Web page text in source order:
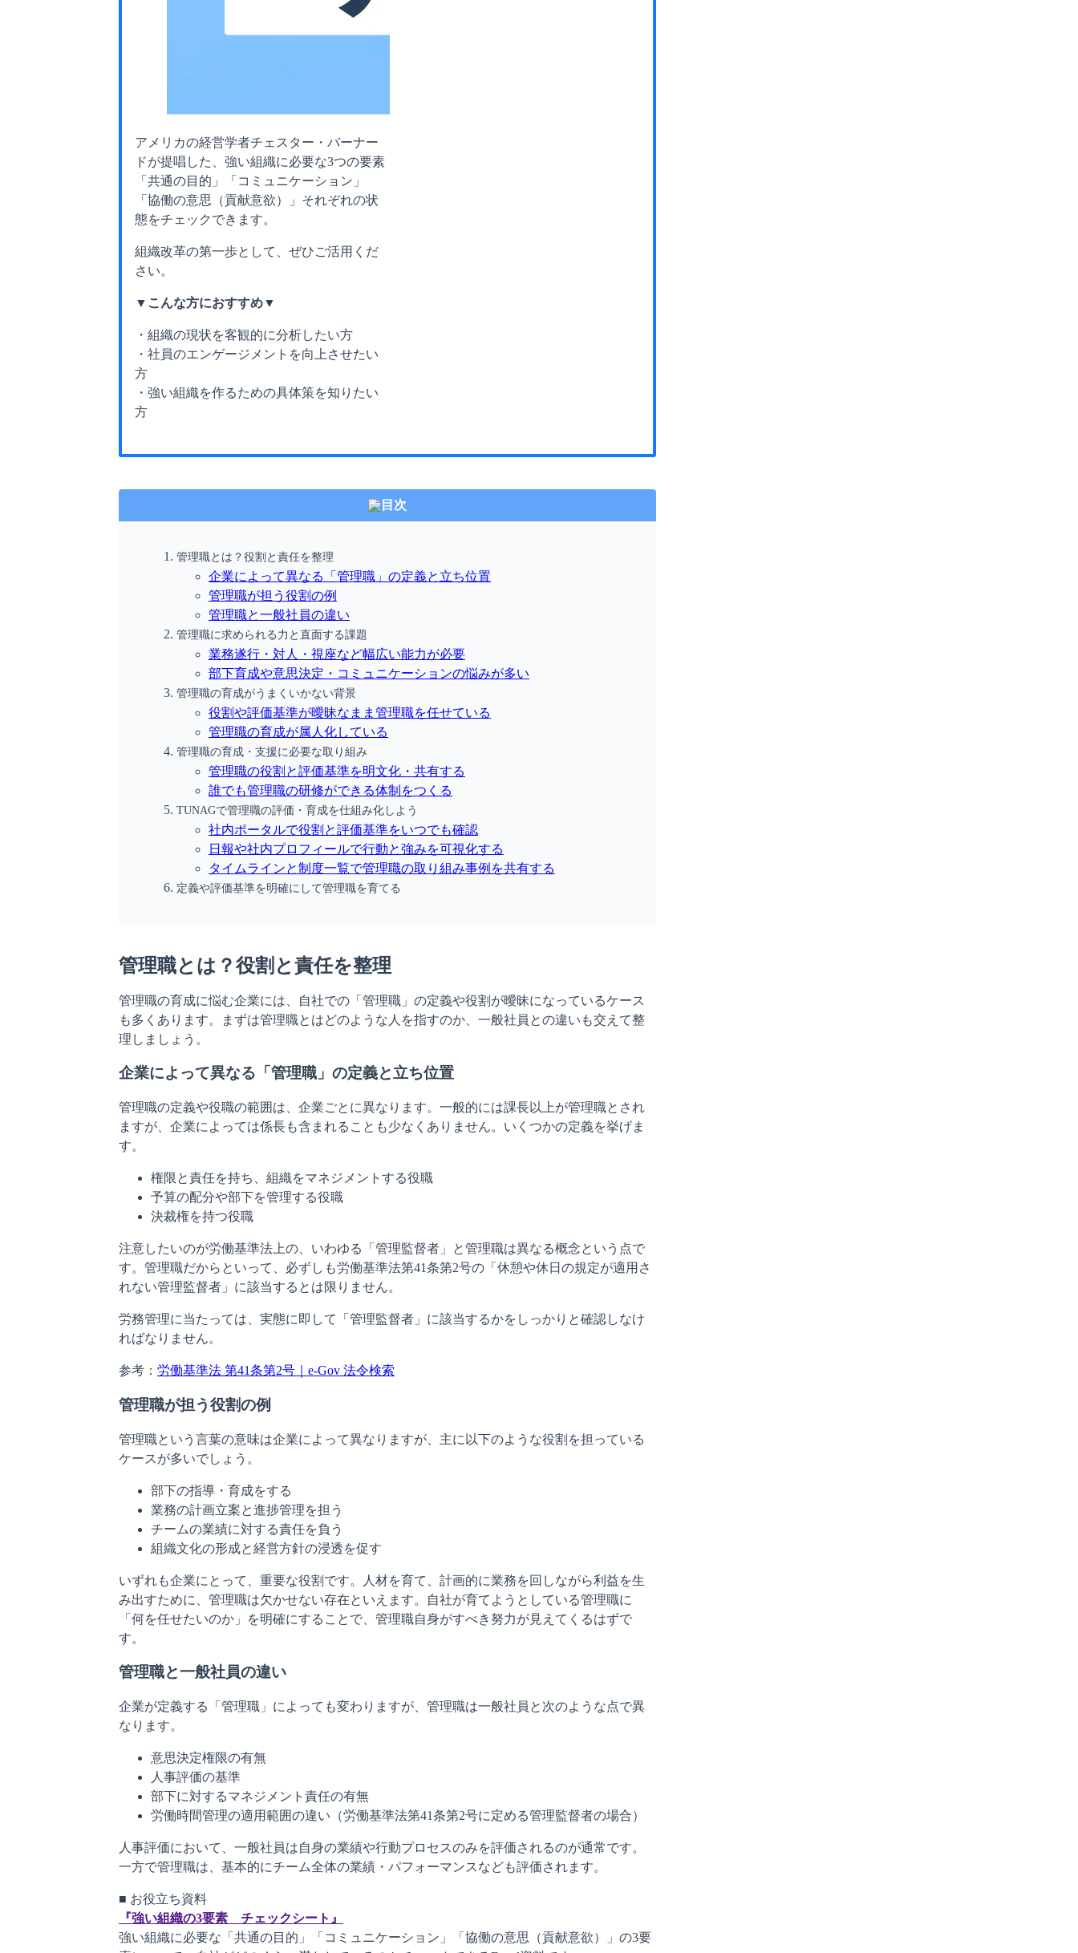
アメリカの経営学者チェスター・バーナー
ドが提唱した、強い組織に必要な3つの要素
「共通の目的」「コミュニケーション」
「協働の意思（貢献意欲）」それぞれの状
態をチェックできます。
組織改革の第一歩として、ぜひご活用くだ
さい。
▼こんな方におすすめ▼
・組織の現状を客観的に分析したい方
・社員のエンゲージメントを向上させたい
方
・強い組織を作るための具体策を知りたい
方
目次
管理職とは？役割と責任を整理
企業によって異なる「管理職」の定義と立ち位置
管理職が担う役割の例
管理職と一般社員の違い
管理職に求められる力と直面する課題
業務遂行・対人・視座など幅広い能力が必要
部下育成や意思決定・コミュニケーションの悩みが多い
管理職の育成がうまくいかない背景
役割や評価基準が曖昧なまま管理職を任せている
管理職の育成が属人化している
管理職の育成・支援に必要な取り組み
管理職の役割と評価基準を明文化・共有する
誰でも管理職の研修ができる体制をつくる
TUNAGで管理職の評価・育成を仕組み化しよう
社内ポータルで役割と評価基準をいつでも確認
日報や社内プロフィールで行動と強みを可視化する
タイムラインと制度一覧で管理職の取り組み事例を共有する
定義や評価基準を明確にして管理職を育てる
管理職とは？役割と責任を整理
管理職の育成に悩む企業には、自社での「管理職」の定義や役割が曖昧になっているケース
も多くあります。まずは管理職とはどのような人を指すのか、一般社員との違いも交えて整
理しましょう。
企業によって異なる「管理職」の定義と立ち位置
管理職の定義や役職の範囲は、企業ごとに異なります。一般的には課長以上が管理職とされ
ますが、企業によっては係長も含まれることも少なくありません。いくつかの定義を挙げま
す。
権限と責任を持ち、組織をマネジメントする役職
予算の配分や部下を管理する役職
決裁権を持つ役職
注意したいのが労働基準法上の、いわゆる「管理監督者」と管理職は異なる概念という点で
す。管理職だからといって、必ずしも労働基準法第41条第2号の「休憩や休日の規定が適用さ
れない管理監督者」に該当するとは限りません。
労務管理に当たっては、実態に即して「管理監督者」に該当するかをしっかりと確認しなけ
ればなりません。
参考： 労働基準法 第41条第2号｜e-Gov 法令検索
管理職が担う役割の例
管理職という言葉の意味は企業によって異なりますが、主に以下のような役割を担っている
ケースが多いでしょう。
部下の指導・育成をする
業務の計画立案と進捗管理を担う
チームの業績に対する責任を負う
組織文化の形成と経営方針の浸透を促す
いずれも企業にとって、重要な役割です。人材を育て、計画的に業務を回しながら利益を生
み出すために、管理職は欠かせない存在といえます。自社が育てようとしている管理職に
「何を任せたいのか」を明確にすることで、管理職自身がすべき努力が見えてくるはずで
す。
管理職と一般社員の違い
企業が定義する「管理職」によっても変わりますが、管理職は一般社員と次のような点で異
なります。
意思決定権限の有無
人事評価の基準
部下に対するマネジメント責任の有無
労働時間管理の適用範囲の違い（労働基準法第41条第2号に定める管理監督者の場合）
人事評価において、一般社員は自身の業績や行動プロセスのみを評価されるのが通常です。
一方で管理職は、基本的にチーム全体の業績・パフォーマンスなども評価されます。
『強い組織の3要素　チェックシート』
強い組織に必要な「共通の目的」「コミュニケーション」「協働の意思（貢献意欲）」の3要